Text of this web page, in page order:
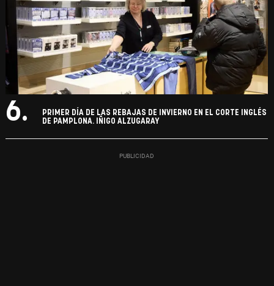
6.
PRIMER DÍA DE LAS REBAJAS DE INVIERNO EN EL CORTE INGLÉS
DE PAMPLONA. IÑIGO ALZUGARAY